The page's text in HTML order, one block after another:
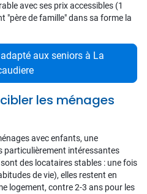
avec ses prix accessibles (1
"père de famille" dans sa forme la
aux seniors à La
les ménages
avec enfants, une
particulièrement intéressantes
des locataires stables : une fois
de vie), elles restent en
logement, contre 2-3 ans pour les